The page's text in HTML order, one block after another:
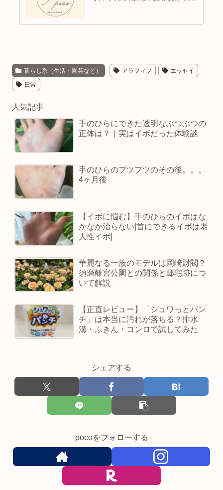
暮らし系（生活・園芸など） アラフィフ エッセイ
日常
人気記事
手のひらにできた透明なぶつぶつの
正体は？｜実はイボだった体験談
手のひらのプツプツのその後。。。
4ヶ月後
【イボに悩む】手のひらのイボはな
かなか治らない|首にできるイボは老
人性イボ|
華麗なる一族のモデルは岡崎財閥？
須磨離宮公園との関係と邸宅跡につ
いて解説
【正直レビュー】「シュワっとパン
チ」は本当に汚れが落ちる？排水
溝・ふきん・コンロで試してみた
シェアする
pocoをフォローする